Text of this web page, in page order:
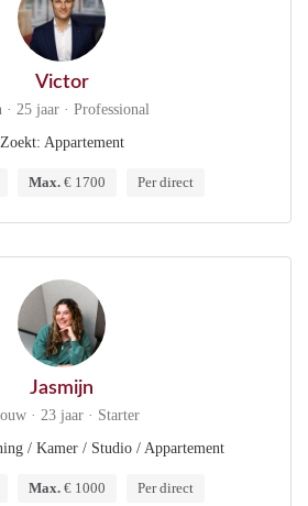
Victor
· 25 jaar · Professional
Zoekt: Appartement
Max. € 1700 Per direct
Jasmijn
· 23 jaar · Starter
/ Kamer / Studio / Appartement
Max. € 1000 Per direct